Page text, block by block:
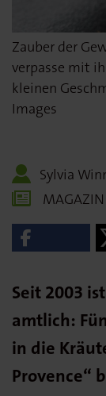
Zauber der
verpasse mit
kleinen
Images
Sylvia
MAGAZIN
Seit 2003
amtlich:
in die
Provence“